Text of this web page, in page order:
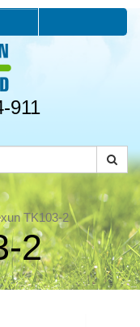
911
TK103-2
2